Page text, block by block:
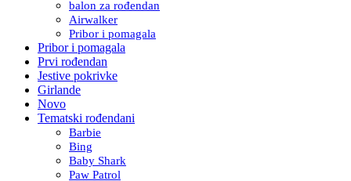
balon za rođendan
Airwalker
Pribor i pomagala
Pribor i pomagala
Prvi rođendan
Jestive pokrivke
Girlande
Novo
Tematski rođendani
Barbie
Bing
Baby Shark
Paw Patrol